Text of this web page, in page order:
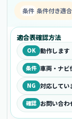
条件 条件付き適合
適合表確認方法
OK 動作します
条件 車両・ナビ
NG 対応してい
確認 お問い合わ